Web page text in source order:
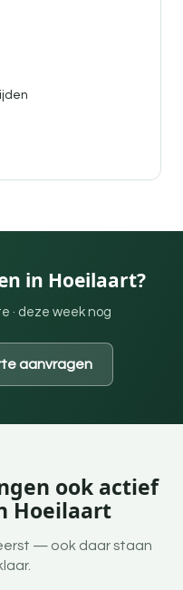
in Hoeilaart?
· deze week nog
aanvragen
ook actief
Hoeilaart
— ook daar staan